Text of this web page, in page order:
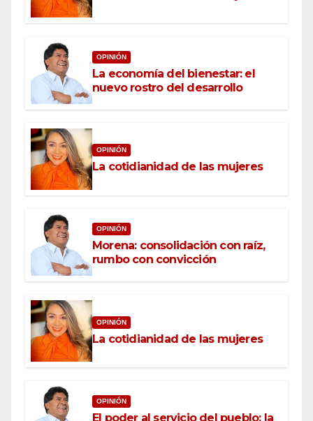
OPINIÓN
La economía del bienestar: el
nuevo rostro del desarrollo
OPINIÓN
La cotidianidad de las mujeres
OPINIÓN
Morena: consolidación con raíz,
rumbo con convicción
OPINIÓN
La cotidianidad de las mujeres
OPINIÓN
El poder al servicio del pueblo: la